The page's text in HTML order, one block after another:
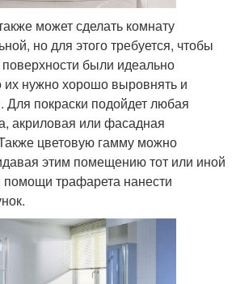
может сделать комнату
но для этого требуется, чтобы
были идеально
нужно хорошо выровнять и
Для покраски подойдет любая
акриловая или фасадная
цветовую гамму можно
этим помещению тот или иной
помощи трафарета нанести